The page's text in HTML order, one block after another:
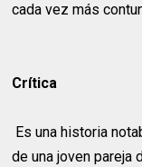
cada vez más
Crítica
Es una historia
de una joven pareja